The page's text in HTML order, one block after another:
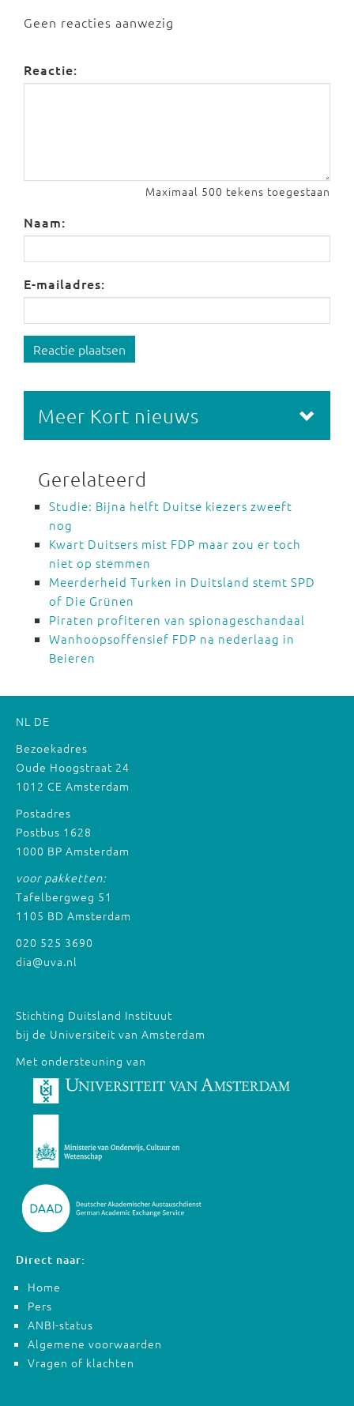
Geen reacties aanwezig
Reactie:
Maximaal 500 tekens toegestaan
Naam:
E-mailadres:
Reactie plaatsen
Meer Kort nieuws
Gerelateerd
Studie: Bijna helft Duitse kiezers zweeft
nog
Kwart Duitsers mist FDP maar zou er toch
niet op stemmen
Meerderheid Turken in Duitsland stemt SPD
of Die Grünen
Piraten profiteren van spionageschandaal
Wanhoopsoffensief FDP na nederlaag in
Beieren
NL DE
Bezoekadres
Oude Hoogstraat 24
1012 CE Amsterdam
Postadres
Postbus 1628
1000 BP Amsterdam
voor pakketten:
Tafelbergweg 51
1105 BD Amsterdam
020 525 3690
dia@uva.nl
Stichting Duitsland Instituut
bij de Universiteit van Amsterdam
Met ondersteuning van
Direct naar:
Home
Pers
ANBI-status
Algemene voorwaarden
Vragen of klachten